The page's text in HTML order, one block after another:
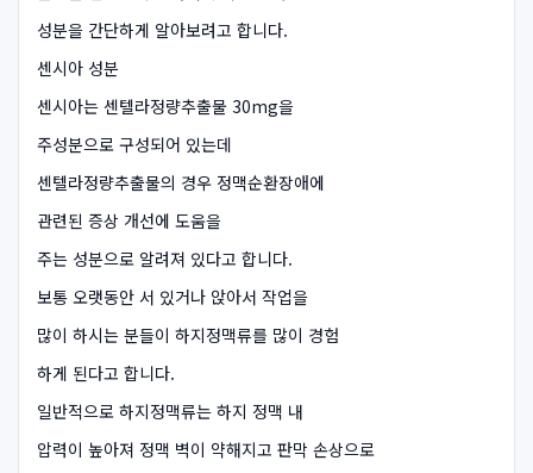
성분을 간단하게 알아보려고 합니다.
센시아 성분
센시아는 센텔라정량추출물 30mg을
주성분으로 구성되어 있는데
센텔라정량추출물의 경우 정맥순환장애에
관련된 증상 개선에 도움을
주는 성분으로 알려져 있다고 합니다.
보통 오랫동안 서 있거나 앉아서 작업을
많이 하시는 분들이 하지정맥류를 많이 경험
하게 된다고 합니다.
일반적으로 하지정맥류는 하지 정맥 내
압력이 높아져 정맥 벽이 약해지고 판막 손상으로